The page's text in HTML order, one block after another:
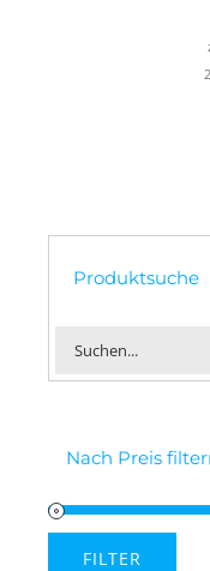
Produktsuche
Nach Preis
FILTER